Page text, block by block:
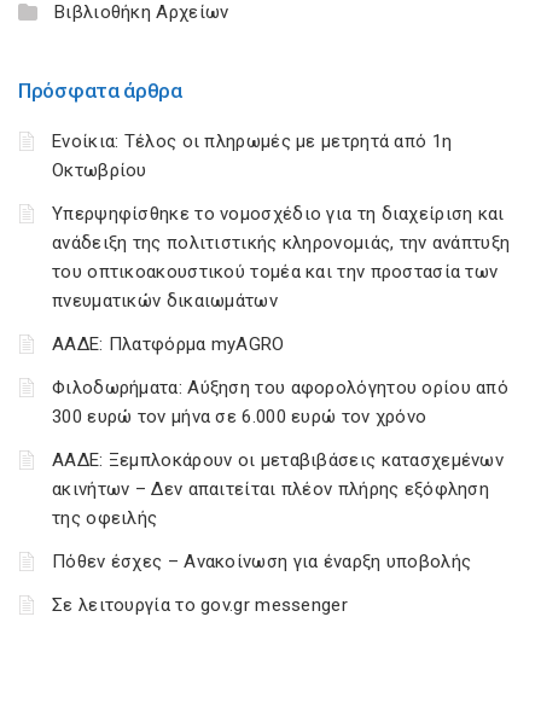
Βιβλιοθήκη Αρχείων
Πρόσφατα άρθρα
Ενοίκια: Τέλος οι πληρωμές με μετρητά από 1η
Οκτωβρίου
Υπερψηφίσθηκε το νομοσχέδιο για τη διαχείριση και
ανάδειξη της πολιτιστικής κληρονομιάς, την ανάπτυξη
του οπτικοακουστικού τομέα και την προστασία των
πνευματικών δικαιωμάτων
ΑΑΔΕ: Πλατφόρμα myAGRO
Φιλοδωρήματα: Αύξηση του αφορολόγητου ορίου από
300 ευρώ τον μήνα σε 6.000 ευρώ τον χρόνο
ΑΑΔΕ: Ξεμπλοκάρουν οι μεταβιβάσεις κατασχεμένων
ακινήτων – Δεν απαιτείται πλέον πλήρης εξόφληση
της οφειλής
Πόθεν έσχες – Ανακοίνωση για έναρξη υποβολής
Σε λειτουργία το gov.gr messenger